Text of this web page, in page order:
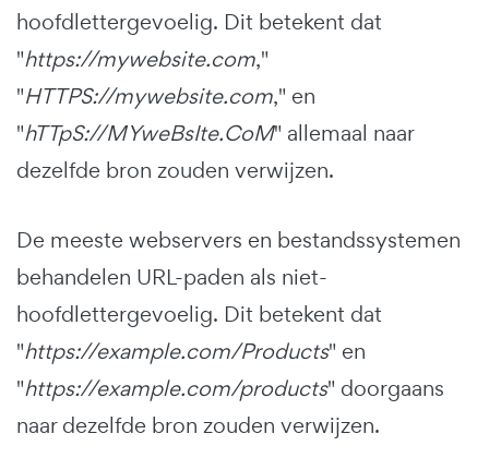
hoofdlettergevoelig. Dit betekent dat
"https://mywebsite.com,"
"HTTPS://mywebsite.com," en
"hTTpS://MYweBsIte.CoM" allemaal naar
dezelfde bron zouden verwijzen.
De meeste webservers en bestandssystemen
behandelen URL-paden als niet-
hoofdlettergevoelig. Dit betekent dat
"https://example.com/Products" en
"https://example.com/products" doorgaans
naar dezelfde bron zouden verwijzen.